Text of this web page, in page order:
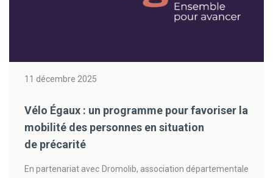
11 décembre 2025
Vélo Égaux : un programme pour favoriser la
mobilité des personnes en situation
de précarité
En partenariat avec Dromolib, association départementale